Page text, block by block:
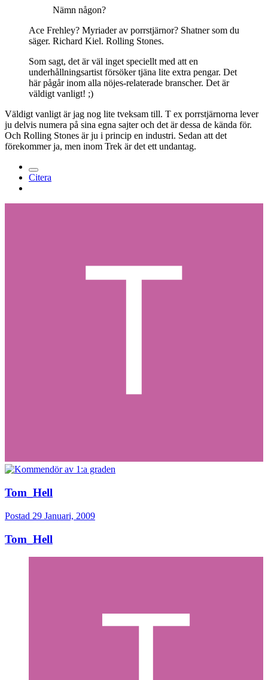
Nämn någon?
Ace Frehley? Myriader av porrstjärnor? Shatner som du
säger. Richard Kiel. Rolling Stones.
Som sagt, det är väl inget speciellt med att en
underhållningsartist försöker tjäna lite extra pengar. Det
här pågår inom alla nöjes-relaterade branscher. Det är
väldigt vanligt! ;)
Väldigt vanligt är jag nog lite tveksam till. T ex porrstjärnorna lever
ju delvis numera på sina egna sajter och det är dessa de kända för.
Och Rolling Stones är ju i princip en industri. Sedan att det
förekommer ja, men inom Trek är det ett undantag.
Citera
Tom_Hell
Postad 29 Januari, 2009
Tom_Hell